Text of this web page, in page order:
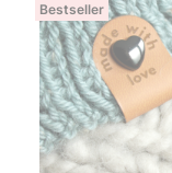
Bestseller